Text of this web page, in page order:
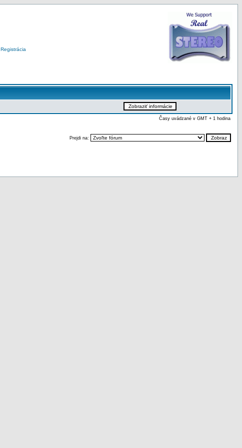
Registrácia
Časy uvádzané v GMT + 1 hodina
Prejdi na: